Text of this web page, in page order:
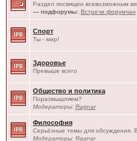
Раздел посвящен всевозможным
— подфорумы: Встречи форумчан
Спорт
Ты - мир!
Здоровье
Превыше всего
Общество и политика
Поразмышляем?
Модераторы: Ragnar
Философия
Серьёзные темы для обсуждения.
Модераторы: Ragnar